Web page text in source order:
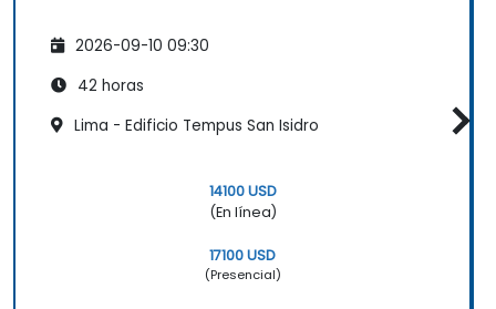
2026-09-10 09:30
42 horas
Lima - Edificio Tempus San Isidro
14100 USD
(En línea)
17100 USD
(Presencial)